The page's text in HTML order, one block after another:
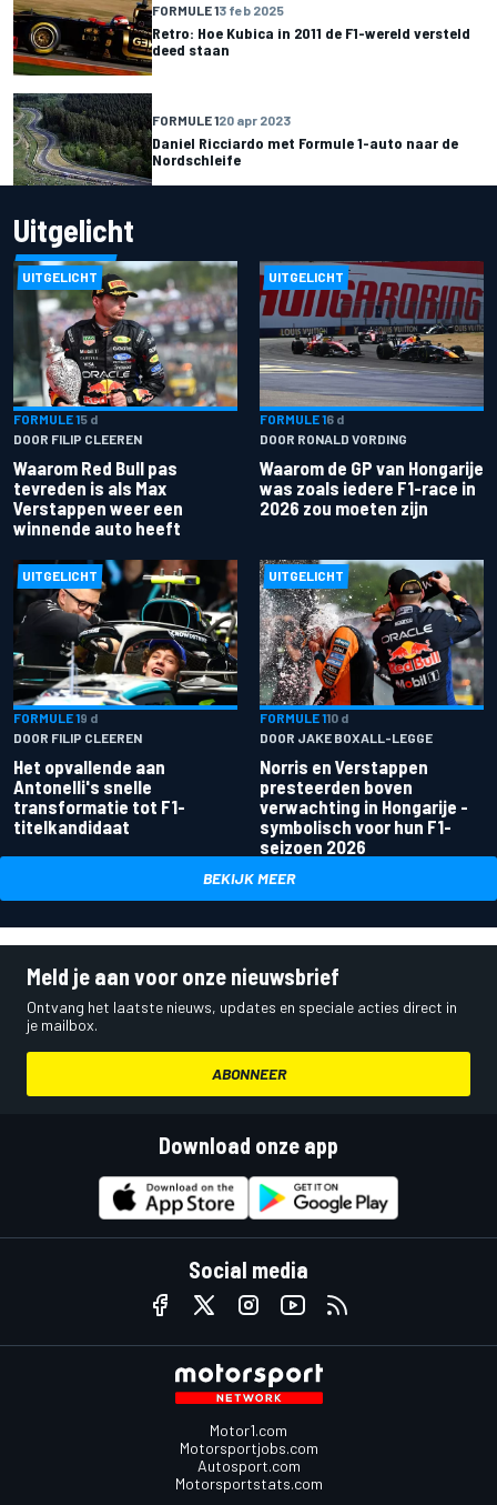
FORMULE 13 feb 2025
Retro: Hoe Kubica in 2011 de F1-wereld versteld
deed staan
FORMULE 120 apr 2023
Daniel Ricciardo met Formule 1-auto naar de
Nordschleife
Uitgelicht
UITGELICHT
FORMULE 15 d
DOOR FILIP CLEEREN
Waarom Red Bull pas
tevreden is als Max
Verstappen weer een
winnende auto heeft
UITGELICHT
FORMULE 16 d
DOOR RONALD VORDING
Waarom de GP van Hongarije
was zoals iedere F1-race in
2026 zou moeten zijn
UITGELICHT
FORMULE 19 d
DOOR FILIP CLEEREN
Het opvallende aan
Antonelli's snelle
transformatie tot F1-
titelkandidaat
UITGELICHT
FORMULE 110 d
DOOR JAKE BOXALL-LEGGE
Norris en Verstappen
presteerden boven
verwachting in Hongarije -
symbolisch voor hun F1-
seizoen 2026
BEKIJK MEER
Meld je aan voor onze nieuwsbrief
Ontvang het laatste nieuws, updates en speciale acties direct in
je mailbox.
ABONNEER
Download onze app
Social media
Motor1.com
Motorsportjobs.com
Autosport.com
Motorsportstats.com